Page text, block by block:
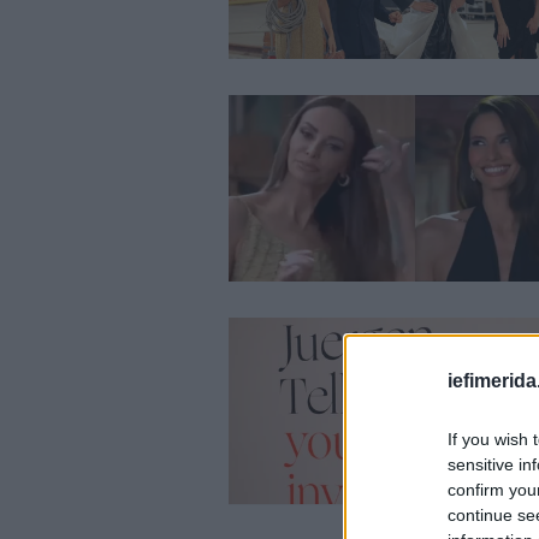
If you wish
sensitive
confirm
continue